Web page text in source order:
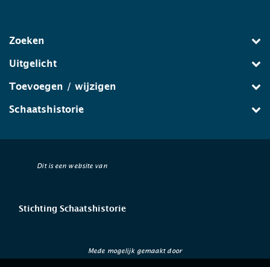
Zoeken
Uitgelicht
Toevoegen / wijzigen
Schaatshistorie
Dit is een website van
Stichting Schaatshistorie
Mede mogelijk gemaakt door